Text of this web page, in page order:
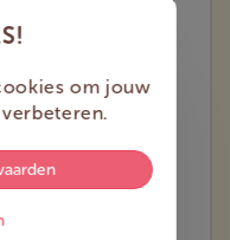
regelgeving *
om jouw